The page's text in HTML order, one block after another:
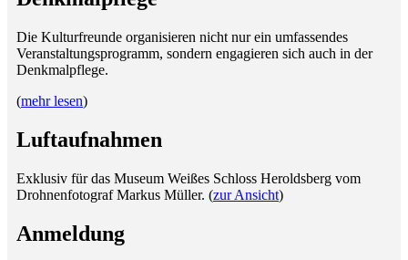
Die Kulturfreunde organisieren nicht nur ein umfassendes
Veranstaltungsprogramm, sondern engagieren sich auch in der
Denkmalpflege.
(mehr lesen)
Luftaufnahmen
Exklusiv für das Museum Weißes Schloss Heroldsberg vom
Drohnenfotograf Markus Müller. (zur Ansicht)
Anmeldung